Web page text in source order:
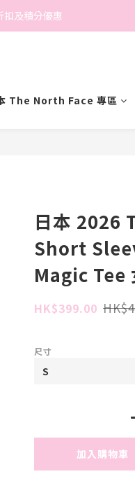
區及偏遠地區除外)
及積分優惠
The North Face 專區
日本 2026
Short
Magic Tee
HK$399.00
尺寸
加入購物車